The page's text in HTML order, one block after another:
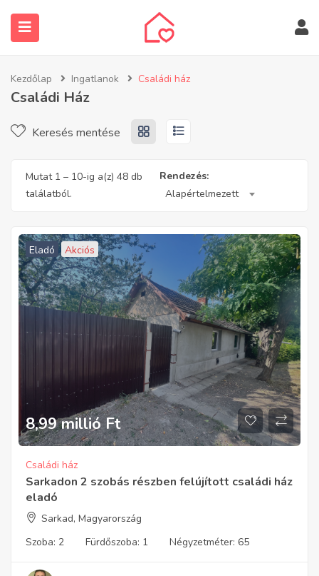
Kezdőlap Ingatlanok Családi ház
Családi Ház
Keresés mentése
Mutat 1 – 10-ig a(z) 48 db
találatból.
Rendezés:
Alapértelmezett
Eladó Akciós
8,99 millió Ft
Családi ház
Sarkadon 2 szobás részben felújított családi ház
eladó
Sarkad, Magyarország
Szoba: 2 Fürdőszoba: 1 Négyzetméter: 65